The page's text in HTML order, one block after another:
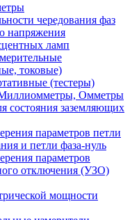
чередования фаз
напряжения
ламп
токовые)
(тестеры)
Омметры
состояния заземляющих
параметров петли
и петли фаза-нуль
параметров
отключения (УЗО)
мощности